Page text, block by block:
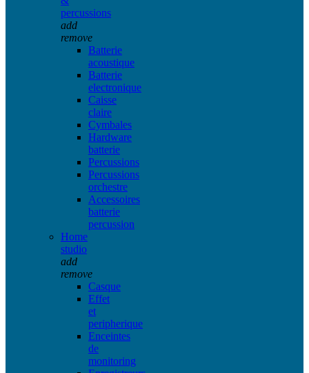
percussions
add
remove
Batterie
acoustique
Batterie
electronique
Caisse
claire
Cymbales
Hardware
batterie
Percussions
Percussions
orchestre
Accessoires
batterie
percussion
Home
studio
add
remove
Casque
Effet
et
peripherique
Enceintes
de
monitoring